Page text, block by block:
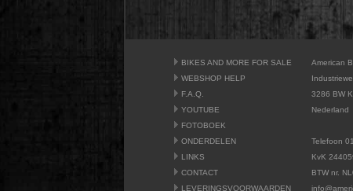
BIKES AND MORE FOR SALE
WEBSHOP HELP
F.A.Q.
YOUTUBE
FOTOBOEK
ONDERDELEN
LINKS
CONTACT
LEVERINGSVOORWAARDEN
American
3286 BW
Nederland
Telefoon
KvK
BTW nr.